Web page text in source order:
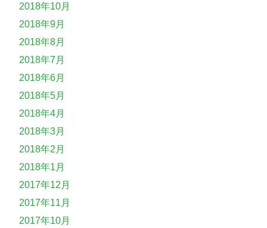
2018年10月
2018年9月
2018年8月
2018年7月
2018年6月
2018年5月
2018年4月
2018年3月
2018年2月
2018年1月
2017年12月
2017年11月
2017年10月